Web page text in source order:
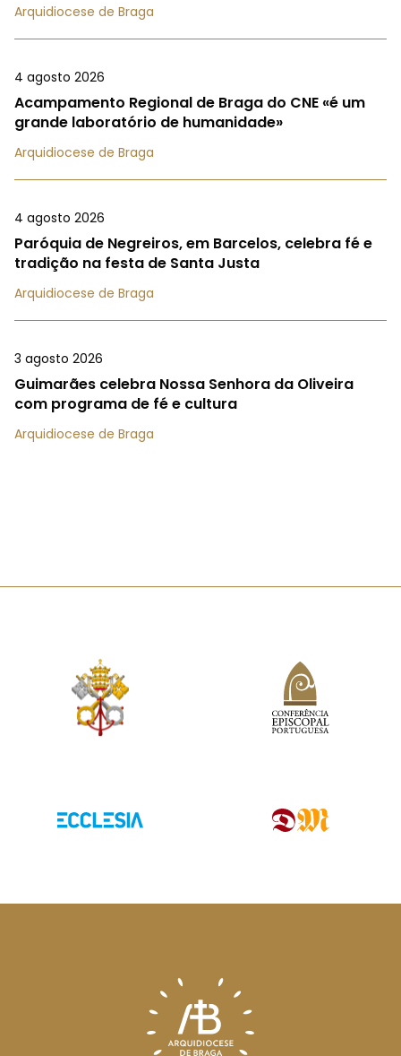
Arquidiocese de Braga
4 agosto 2026
Acampamento Regional de Braga do CNE «é um
grande laboratório de humanidade»
Arquidiocese de Braga
4 agosto 2026
Paróquia de Negreiros, em Barcelos, celebra fé e
tradição na festa de Santa Justa
Arquidiocese de Braga
3 agosto 2026
Guimarães celebra Nossa Senhora da Oliveira
com programa de fé e cultura
Arquidiocese de Braga